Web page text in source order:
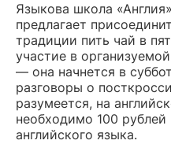
Языкова школа
предлагает
традиции пить чай в
участие в
— она начнется в
разговоры о
разумеется, на
необходимо 100
английского языка.